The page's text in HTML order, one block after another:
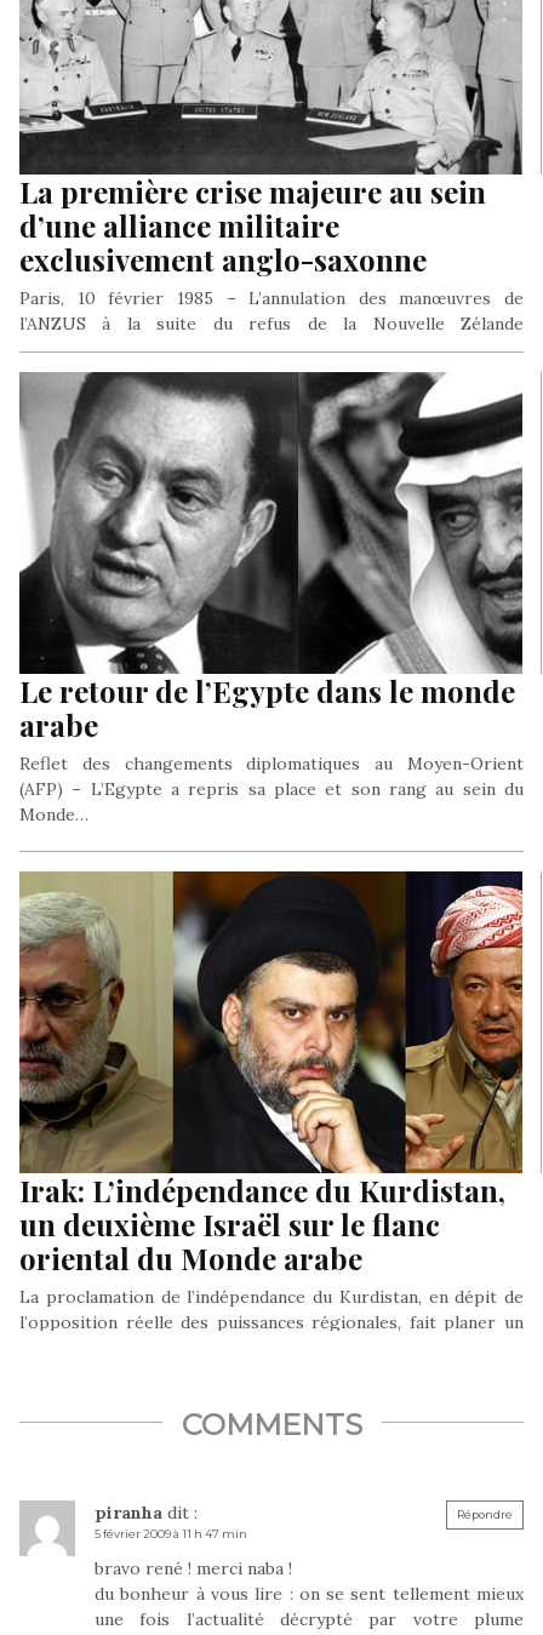
La première crise majeure au sein
d’une alliance militaire
exclusivement anglo-saxonne
Paris, 10 février 1985 – L’annulation des manœuvres de
l’ANZUS à la suite du refus de la Nouvelle Zélande
d’autoriser…
Le retour de l’Egypte dans le monde
arabe
Reflet des changements diplomatiques au Moyen-Orient
(AFP) – L’Egypte a repris sa place et son rang au sein du
Monde…
Irak: L’indépendance du Kurdistan,
un deuxième Israël sur le flanc
oriental du Monde arabe
La proclamation de l’indépendance du Kurdistan, en dépit de
l’opposition réelle des puissances régionales, fait planer un
COMMENTS
piranha dit :
5 février 2009 à 11 h 47 min
bravo rené ! merci naba !
du bonheur à vous lire : on se sent tellement mieux
une fois l’actualité décrypté par votre plume
Répondre